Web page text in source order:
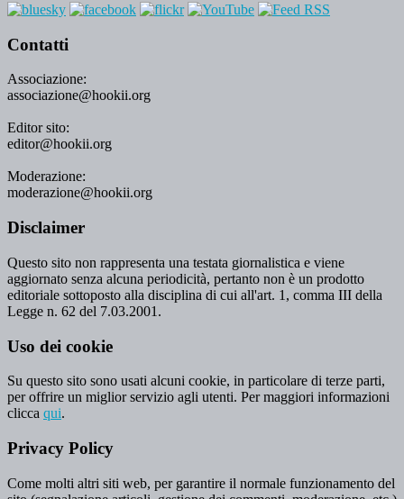
Contatti
Associazione:
associazione@hookii.org
Editor sito:
editor@hookii.org
Moderazione:
moderazione@hookii.org
Disclaimer
Questo sito non rappresenta una testata giornalistica e viene
aggiornato senza alcuna periodicità, pertanto non è un prodotto
editoriale sottoposto alla disciplina di cui all'art. 1, comma III della
Legge n. 62 del 7.03.2001.
Uso dei cookie
Su questo sito sono usati alcuni cookie, in particolare di terze parti,
per offrire un miglior servizio agli utenti. Per maggiori informazioni
clicca qui.
Privacy Policy
Come molti altri siti web, per garantire il normale funzionamento del